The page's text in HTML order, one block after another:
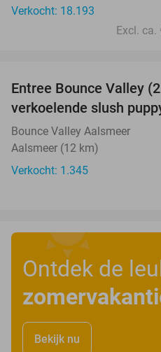
Verkocht: 18.193
Excl.
Entree Bounce Valley
verkoelende slush
Bounce Valley Aalsmeer
Aalsmeer (12 km)
Verkocht: 1.345
Ontdek de
Bekijk nu